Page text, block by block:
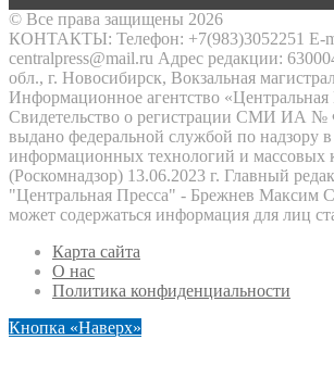
© Все права защищены 2026
КОНТАКТЫ: Телефон: +7(983)3052251 E-
centralpress@mail.ru Адрес редакции:
обл., г. Новосибирск, Вокзальная
Информационное агентство «Центральная
Свидетельство о регистрации СМИ ИА №
выдано федеральной службой по надзору в
информационных технологий и массовых
(Роскомнадзор) 13.06.2023 г. Главный
"Центральная Пресса" - Брежнев Максим
может содержаться информация для лиц
Карта сайта
О нас
Политика конфиденциальности
Кнопка «Наверх»